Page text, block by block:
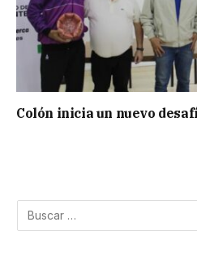
Colón inicia un nuevo